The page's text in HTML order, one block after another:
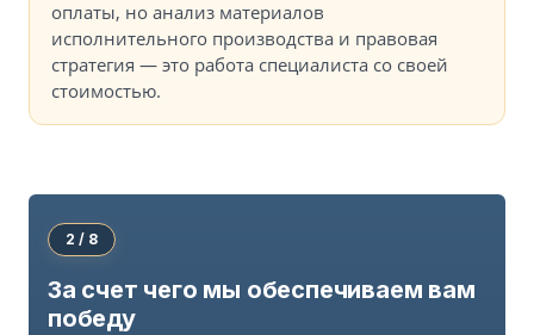
оплаты, но анализ материалов
исполнительного производства и правовая
стратегия — это работа специалиста со своей
стоимостью.
2 / 8
За счет чего мы обеспечиваем вам
победу